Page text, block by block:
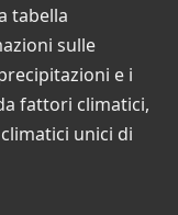
tabella
sulle
e i
fattori climatici,
unici di